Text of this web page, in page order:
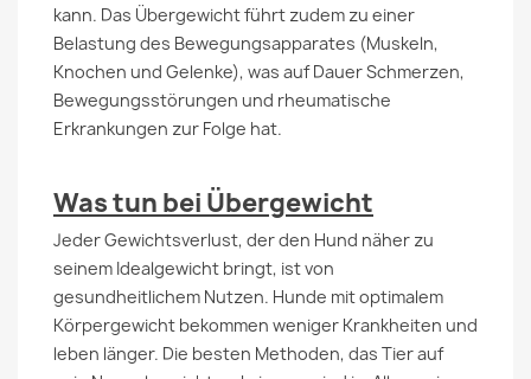
kann. Das Übergewicht führt zudem zu einer
Belastung des Bewegungsapparates (Muskeln,
Knochen und Gelenke), was auf Dauer Schmerzen,
Bewegungsstörungen und rheumatische
Erkrankungen zur Folge hat.
Was tun bei Übergewicht
Jeder Gewichtsverlust, der den Hund näher zu
seinem Idealgewicht bringt, ist von
gesundheitlichem Nutzen. Hunde mit optimalem
Körpergewicht bekommen weniger Krankheiten und
leben länger. Die besten Methoden, das Tier auf